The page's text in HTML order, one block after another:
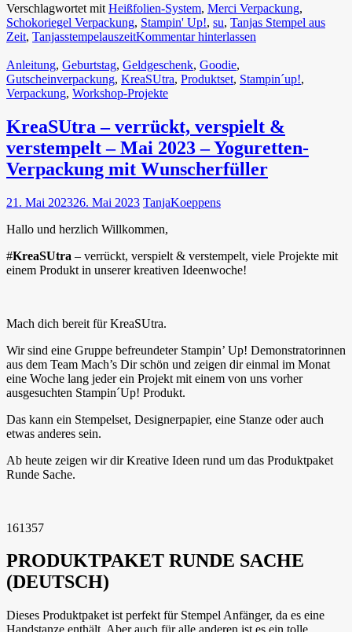
Verschlagwortet mit Heißfolien-System, Merci Verpackung,
Schokoriegel Verpackung, Stampin' Up!, su, Tanjas Stempel aus
Zeit, TanjasstempelauszeitKommentar hinterlassen
Anleitung, Geburtstag, Geldgeschenk, Goodie,
Gutscheinverpackung, KreaSUtra, Produktset, Stampin´up!,
Verpackung, Workshop-Projekte
KreaSUtra – verrückt, verspielt &
verstempelt – Mai 2023 – Yoguretten-
Verpackung mit Wunscherfüller
21. Mai 202326. Mai 2023 TanjaKoeppens
Hallo und herzlich Willkommen,
#KreaSUtra – verrückt, verspielt & verstempelt, viele Projekte mit
einem Produkt in unserer kreativen Ideenwoche!
Mach dich bereit für KreaSUtra.
Wir sind eine Gruppe befreundeter Stampin’ Up! Demonstratorinnen
aus dem Team Mach’s Dir schön und zeigen dir einmal im Monat
eine Woche lang jeder ein Projekt mit einem von uns vorher
ausgesuchten Stampin´Up! Produkt.
Das kann ein Stempelset, Designerpapier, eine Stanze oder auch
etwas anderes sein.
Ab heute zeigen wir dir Kreative Ideen rund um das Produktpaket
Runde Sache.
161357
PRODUKTPAKET RUNDE SACHE
(DEUTSCH)
Dieses Produktpaket ist perfekt für Stempel Anfänger, da es eine